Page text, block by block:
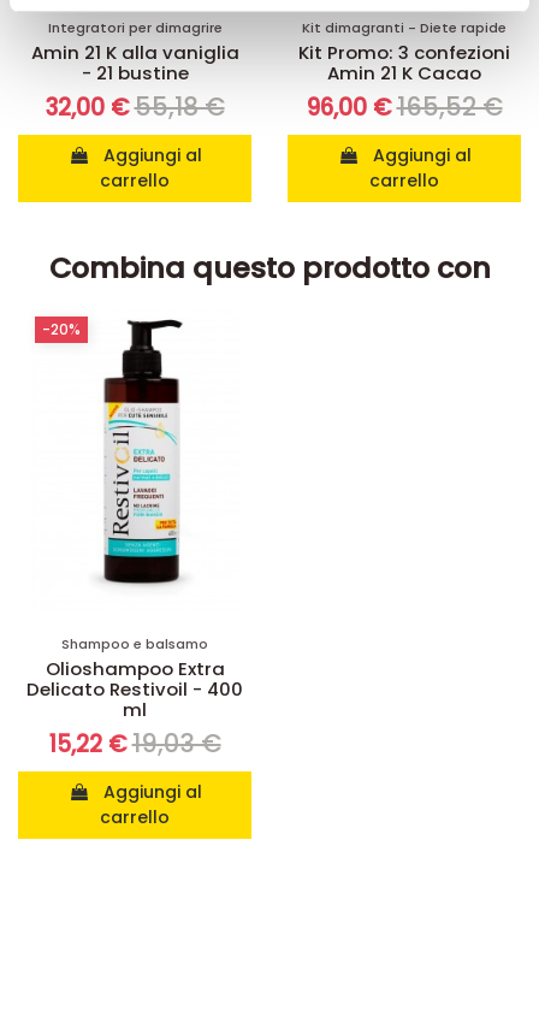
pubblicità e social media, i quali potrebbero combinarle
con altre informazioni che ha fornito loro o che hanno
raccolto dal suo utilizzo dei loro servizi.
Integratori per dimagrire
Amin 21 K alla vaniglia
- 21 bustine
32,00 €55,18 €
carrello
Kit dimagranti - Diete rapide
Kit Promo: 3 confezioni
Amin 21 K Cacao
96,00 €165,52 €
carrello
Combina questo prodotto con
Shampoo e balsamo
Olioshampoo Extra
Delicato Restivoil - 400
ml
15,22 €19,03 €
carrello
-20%